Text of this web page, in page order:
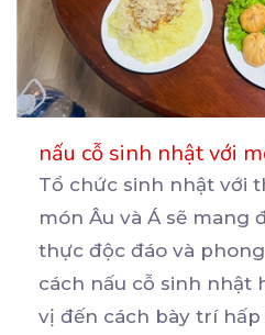
nấu cỗ sinh nhật với
Tổ chức sinh nhật với
món Âu và Á sẽ mang
thực độc đáo và
cách nấu cỗ sinh nhật
vị đến cách bày trí hấp